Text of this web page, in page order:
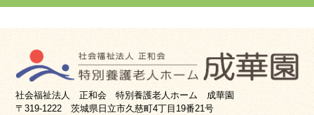
社会福祉法人 正和会 特別養護老人ホーム 成華園
〒319-1222 茨城県日立市久慈町4丁目19番21号